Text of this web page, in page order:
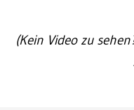
(Kein Video zu